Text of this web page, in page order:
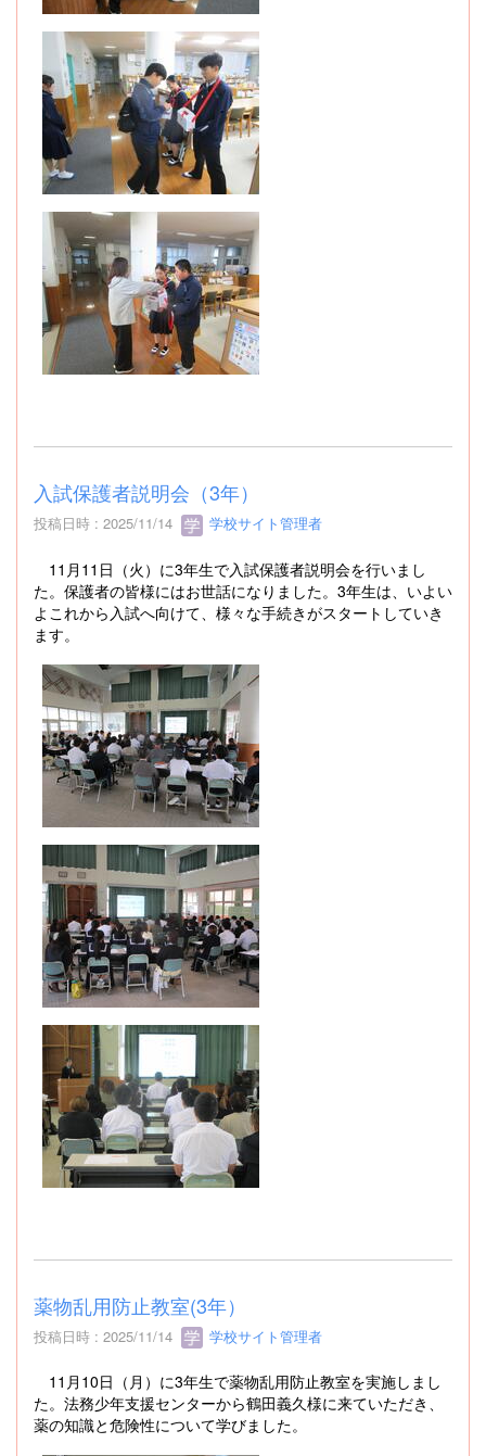
入試保護者説明会（3年）
投稿日時 : 2025/11/14 学校サイト管理者
11月11日（火）に3年生で入試保護者説明会を行いまし
た。保護者の皆様にはお世話になりました。3年生は、いよい
よこれから入試へ向けて、様々な手続きがスタートしていき
ます。
薬物乱用防止教室(3年）
投稿日時 : 2025/11/14 学校サイト管理者
11月10日（月）に3年生で薬物乱用防止教室を実施しまし
た。法務少年支援センターから鶴田義久様に来ていただき、
薬の知識と危険性について学びました。